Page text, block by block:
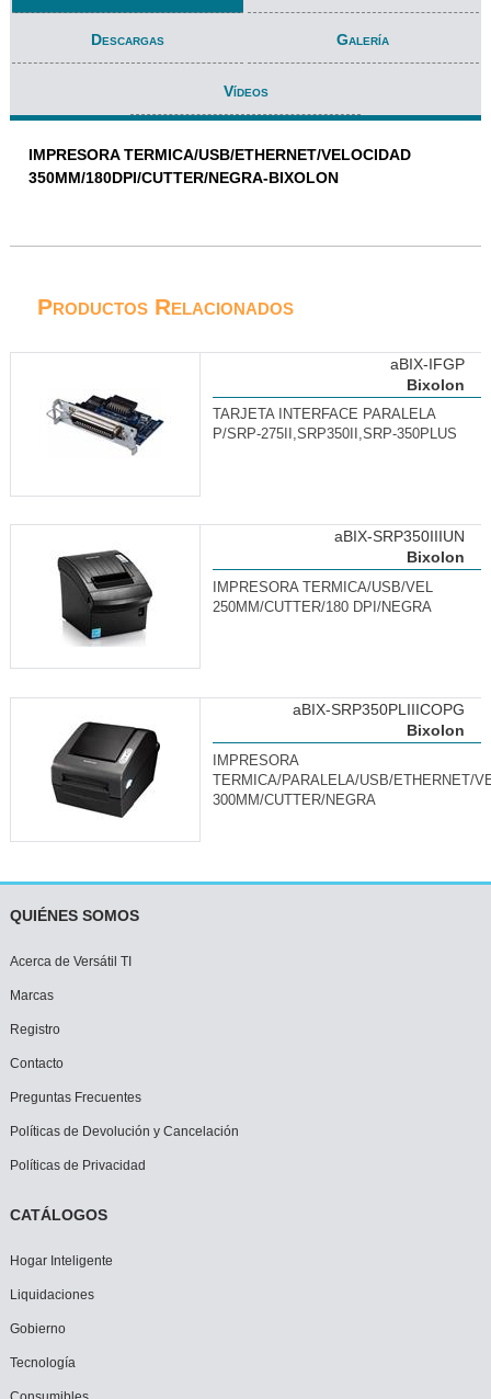
Descargas Galería
Vídeos
IMPRESORA TERMICA/USB/ETHERNET/VELOCIDAD
350MM/180DPI/CUTTER/NEGRA-BIXOLON
Productos Relacionados
Bixolon
aBIX-IFGP
TARJETA INTERFACE PARALELA
P/SRP-275II,SRP350II,SRP-350PLUS
Bixolon
aBIX-SRP350IIIUN
IMPRESORA TERMICA/USB/VEL
250MM/CUTTER/180 DPI/NEGRA
Bixolon
aBIX-SRP350PLIIICOPG
IMPRESORA
TERMICA/PARALELA/USB/ETHERNET/
300MM/CUTTER/NEGRA
QUIÉNES SOMOS
Acerca de Versátil TI
Marcas
Registro
Contacto
Preguntas Frecuentes
Políticas de Devolución y Cancelación
Políticas de Privacidad
CATÁLOGOS
Hogar Inteligente
Liquidaciones
Gobierno
Tecnología